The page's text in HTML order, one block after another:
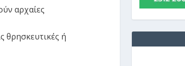
αρχαίες
θρησκευτικές ή